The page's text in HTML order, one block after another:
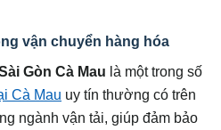
vận chuyển hàng hóa
Gòn Cà Mau là một trong số
Cà Mau uy tín thường có trên
ngành vận tải, giúp đảm bảo